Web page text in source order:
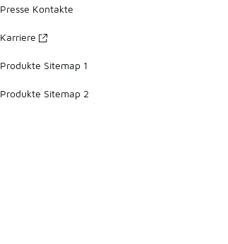
Presse Kontakte
Karriere
Produkte Sitemap 1
Produkte Sitemap 2